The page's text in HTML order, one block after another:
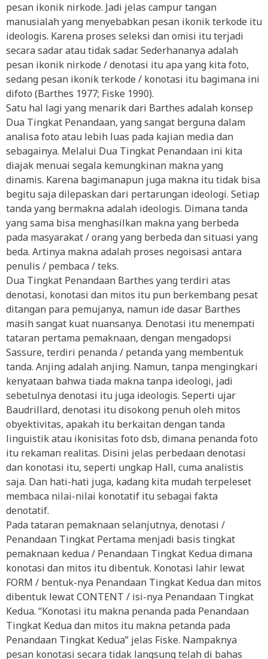
pesan ikonik nirkode. Jadi jelas campur tangan
manusialah yang menyebabkan pesan ikonik terkode itu
ideologis. Karena proses seleksi dan omisi itu terjadi
secara sadar atau tidak sadar. Sederhananya adalah
pesan ikonik nirkode / denotasi itu apa yang kita foto,
sedang pesan ikonik terkode / konotasi itu bagimana ini
difoto (Barthes 1977; Fiske 1990).
Satu hal lagi yang menarik dari Barthes adalah konsep
Dua Tingkat Penandaan, yang sangat berguna dalam
analisa foto atau lebih luas pada kajian media dan
sebagainya. Melalui Dua Tingkat Penandaan ini kita
diajak menuai segala kemungkinan makna yang
dinamis. Karena bagimanapun juga makna itu tidak bisa
begitu saja dilepaskan dari pertarungan ideologi. Setiap
tanda yang bermakna adalah ideologis. Dimana tanda
yang sama bisa menghasilkan makna yang berbeda
pada masyarakat / orang yang berbeda dan situasi yang
beda. Artinya makna adalah proses negoisasi antara
penulis / pembaca / teks.
Dua Tingkat Penandaan Barthes yang terdiri atas
denotasi, konotasi dan mitos itu pun berkembang pesat
ditangan para pemujanya, namun ide dasar Barthes
masih sangat kuat nuansanya. Denotasi itu menempati
tataran pertama pemaknaan, dengan mengadopsi
Sassure, terdiri penanda / petanda yang membentuk
tanda. Anjing adalah anjing. Namun, tanpa mengingkari
kenyataan bahwa tiada makna tanpa ideologi, jadi
sebetulnya denotasi itu juga ideologis. Seperti ujar
Baudrillard, denotasi itu disokong penuh oleh mitos
obyektivitas, apakah itu berkaitan dengan tanda
linguistik atau ikonisitas foto dsb, dimana penanda foto
itu rekaman realitas. Disini jelas perbedaan denotasi
dan konotasi itu, seperti ungkap Hall, cuma analistis
saja. Dan hati-hati juga, kadang kita mudah terpeleset
membaca nilai-nilai konotatif itu sebagai fakta
denotatif.
Pada tataran pemaknaan selanjutnya, denotasi /
Penandaan Tingkat Pertama menjadi basis tingkat
pemaknaan kedua / Penandaan Tingkat Kedua dimana
konotasi dan mitos itu dibentuk. Konotasi lahir lewat
FORM / bentuk-nya Penandaan Tingkat Kedua dan mitos
dibentuk lewat CONTENT / isi-nya Penandaan Tingkat
Kedua. “Konotasi itu makna penanda pada Penandaan
Tingkat Kedua dan mitos itu makna petanda pada
Penandaan Tingkat Kedua” jelas Fiske. Nampaknya
pesan konotasi secara tidak langsung telah di bahas